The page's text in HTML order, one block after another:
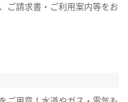
ご請求書・ご利用案内等をお